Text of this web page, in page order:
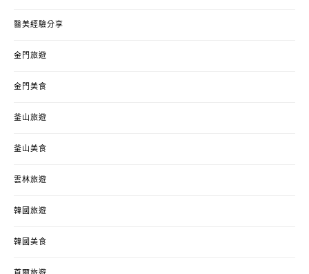
醫美經驗分享
金門旅遊
金門美食
釜山旅遊
釜山美食
雲林旅遊
韓國旅遊
韓國美食